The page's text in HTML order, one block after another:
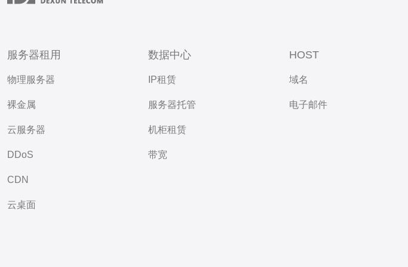
服务器租用
物理服务器
裸金属
云服务器
DDoS
CDN
云桌面
数据中心
IP租赁
服务器托管
机柜租赁
带宽
HOST
域名
电子邮件